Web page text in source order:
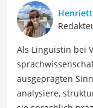
Als Linguistin bei
ausgeprägten
analysiere,